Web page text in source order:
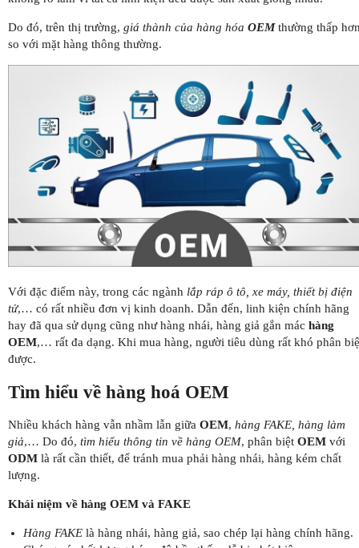
Do đó, trên thị trường, giá thành của hàng hóa OEMthường thấp
so với mặt hàng thông thường.
Với đặc điểm này, trong các ngành lắp ráp ô tô, xe máy, thiết bị điện
tử,… có rất nhiều đơn vị kinh doanh. Dẫn đến, linh kiện chính hãng
hay đã qua sử dụng cũng như hàng nhái, hàng giả gắn mác hàng
OEM,… rất đa dạng. Khi mua hàng, người tiêu dùng rất khó phân
được.
Tìm hiểu về hàng hoá OEM
Nhiều khách hàng vẫn nhầm lẫn giữa OEM, hàng FAKE, hàng làm
giả,… Do đó, tìm hiểu thông tin về hàng OEM, phân biệt OEM với
ODM là rất cần thiết, để tránh mua phải hàng nhái, hàng kém chất
lượng.
Khái niệm về hàng OEM và FAKE
Hàng FAKElà hàng nhái, hàng giả, sao chép lại hàng chính hãng.